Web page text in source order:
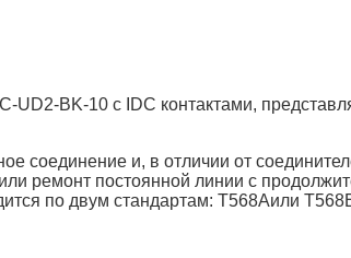
BK-10 с IDC контактами,
соединение и, в отличии от
ремонт постоянной линии с
по двум стандартам: T568Aили